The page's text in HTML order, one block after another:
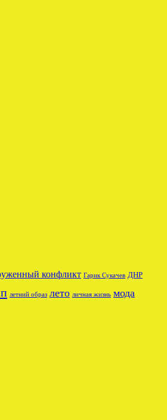
конфликт Гарик Сукачев ДНР
летний образ лето личная жизнь мода